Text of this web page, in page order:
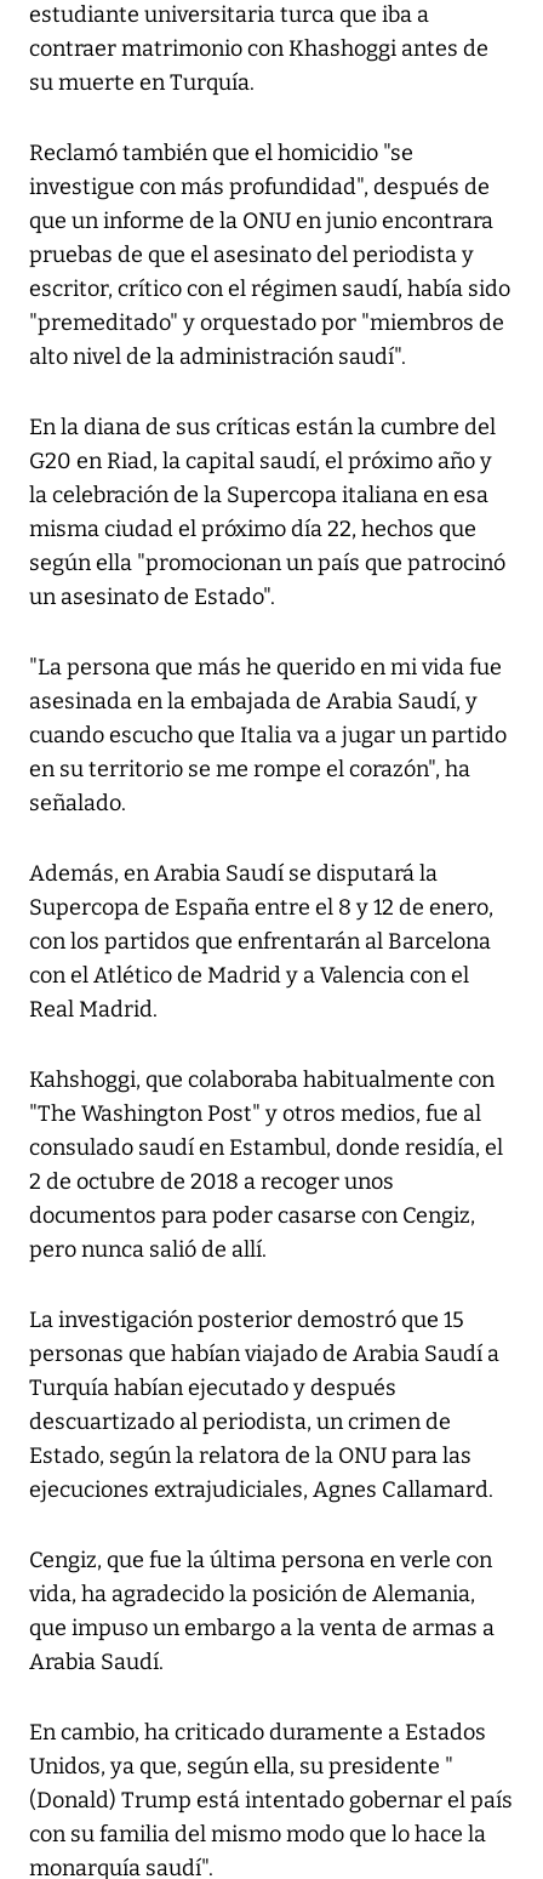
estudiante universitaria turca que iba a
contraer matrimonio con Khashoggi antes de
su muerte en Turquía.
Reclamó también que el homicidio "se
investigue con más profundidad", después de
que un informe de la ONU en junio encontrara
pruebas de que el asesinato del periodista y
escritor, crítico con el régimen saudí, había sido
"premeditado" y orquestado por "miembros de
alto nivel de la administración saudí".
En la diana de sus críticas están la cumbre del
G20 en Riad, la capital saudí, el próximo año y
la celebración de la Supercopa italiana en esa
misma ciudad el próximo día 22, hechos que
según ella "promocionan un país que patrocinó
un asesinato de Estado".
"La persona que más he querido en mi vida fue
asesinada en la embajada de Arabia Saudí, y
cuando escucho que Italia va a jugar un partido
en su territorio se me rompe el corazón", ha
señalado.
Además, en Arabia Saudí se disputará la
Supercopa de España entre el 8 y 12 de enero,
con los partidos que enfrentarán al Barcelona
con el Atlético de Madrid y a Valencia con el
Real Madrid.
Kahshoggi, que colaboraba habitualmente con
"The Washington Post" y otros medios, fue al
consulado saudí en Estambul, donde residía, el
2 de octubre de 2018 a recoger unos
documentos para poder casarse con Cengiz,
pero nunca salió de allí.
La investigación posterior demostró que 15
personas que habían viajado de Arabia Saudí a
Turquía habían ejecutado y después
descuartizado al periodista, un crimen de
Estado, según la relatora de la ONU para las
ejecuciones extrajudiciales, Agnes Callamard.
Cengiz, que fue la última persona en verle con
vida, ha agradecido la posición de Alemania,
que impuso un embargo a la venta de armas a
Arabia Saudí.
En cambio, ha criticado duramente a Estados
Unidos, ya que, según ella, su presidente "
(Donald) Trump está intentado gobernar el país
con su familia del mismo modo que lo hace la
monarquía saudí".